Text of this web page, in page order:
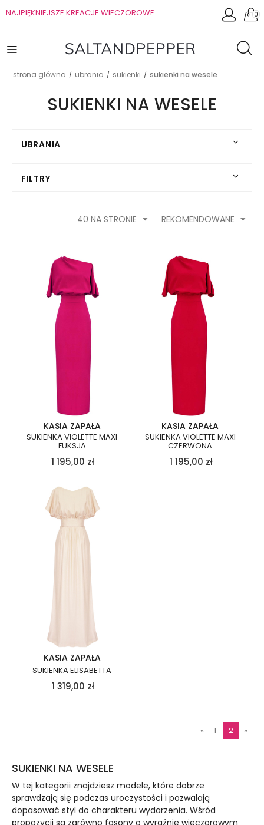
NAJPIĘKNIEJSZE KREACJE WIECZOROWE 0
strona główna / ubrania / sukienki / sukienki na wesele
SUKIENKI NA WESELE
UBRANIA
FILTRY
REKOMENDOWANE
40 NA STRONIE
KASIA ZAPAŁA
SUKIENKA VIOLETTE MAXI
FUKSJA
1 195,00 zł
KASIA ZAPAŁA
SUKIENKA VIOLETTE MAXI
CZERWONA
1 195,00 zł
KASIA ZAPAŁA
SUKIENKA ELISABETTA
1 319,00 zł
« 1 2 »
SUKIENKI NA WESELE
W tej kategorii znajdziesz modele, które dobrze
sprawdzają się podczas uroczystości i pozwalają
dopasować styl do charakteru wydarzenia. Wśród
propozycji są zarówno fasony o wyraźnie wieczorowym